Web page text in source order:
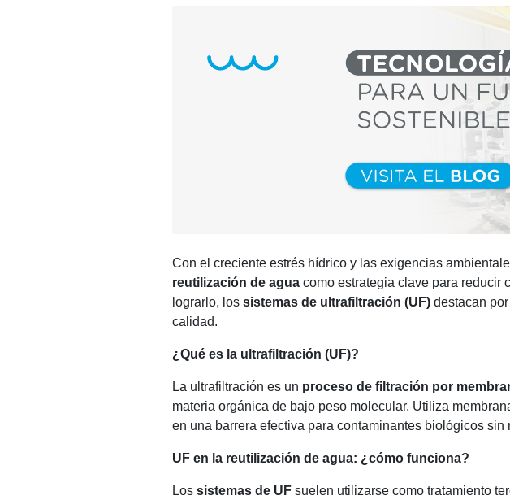
Con el creciente estrés hídrico y las exigencias
reutilización de agua como estrategia clave para reducir
lograrlo, los sistemas de ultrafiltración (UF) destacan
calidad.
¿Qué es la ultrafiltración (UF)?
La ultrafiltración es un proceso de filtración por
materia orgánica de bajo peso molecular. Utiliza
en una barrera efectiva para contaminantes biológicos
UF en la reutilización de agua: ¿cómo funciona?
Los sistemas de UF suelen utilizarse como tratamiento